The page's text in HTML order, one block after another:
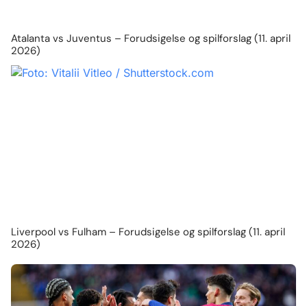
Atalanta vs Juventus – Forudsigelse og spilforslag (11. april
2026)
Liverpool vs Fulham – Forudsigelse og spilforslag (11. april
2026)